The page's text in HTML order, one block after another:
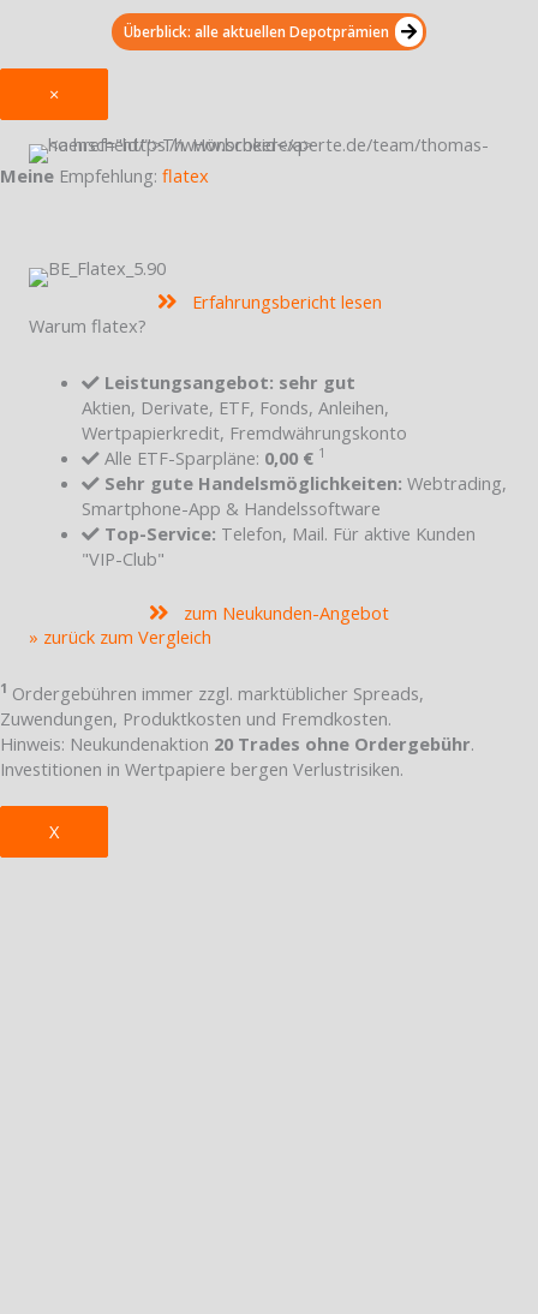
Überblick: alle aktuellen Depotprämien
×
Meine Empfehlung: flatex
Erfahrungsbericht lesen
Warum flatex?
Leistungsangebot: sehr gut
Aktien, Derivate, ETF, Fonds, Anleihen,
Wertpapierkredit, Fremdwährungskonto
Alle ETF-Sparpläne: 0,00 € 1
Sehr gute Handelsmöglichkeiten: Webtrading,
Smartphone-App & Handelssoftware
Top-Service: Telefon, Mail. Für aktive Kunden
"VIP-Club"
zum Neukunden-Angebot
» zurück zum Vergleich
1 Ordergebühren immer zzgl. marktüblicher Spreads,
Zuwendungen, Produktkosten und Fremdkosten.
Hinweis: Neukundenaktion 20 Trades ohne Ordergebühr.
Investitionen in Wertpapiere bergen Verlustrisiken.
X